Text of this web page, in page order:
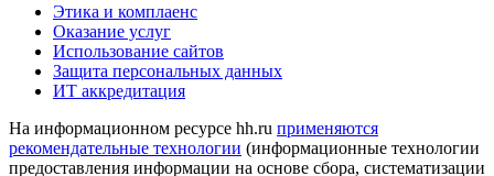
Этика и комплаенс
Оказание услуг
Использование сайтов
Защита персональных данных
ИТ аккредитация
На информационном ресурсе hh.ru применяются
рекомендательные технологии (информационные технологии
предоставления информации на основе сбора, систематизации